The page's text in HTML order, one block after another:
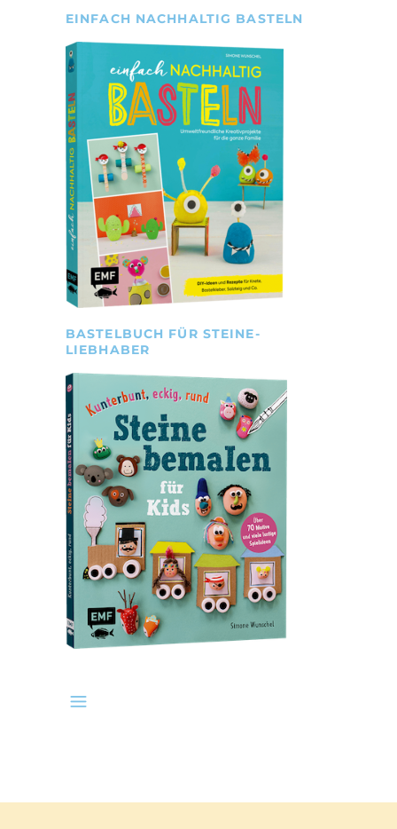
EINFACH NACHHALTIG BASTELN
BASTELBUCH FÜR STEINE-
LIEBHABER